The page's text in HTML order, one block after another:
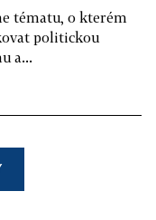
tématu, o kterém
politickou
a...